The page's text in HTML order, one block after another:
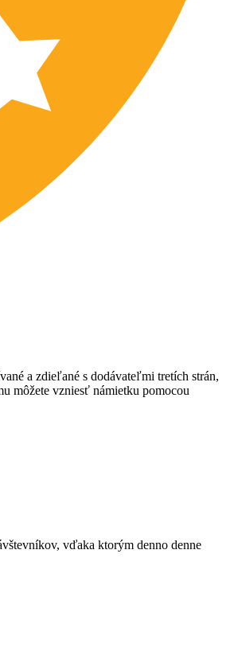
a zdieľané s dodávateľmi tretích strán,
môžete vzniesť námietku pomocou
vďaka ktorým denno denne